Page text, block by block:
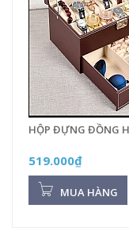
HỘP ĐỰNG ĐỒNG
519.000₫
MUA HÀNG